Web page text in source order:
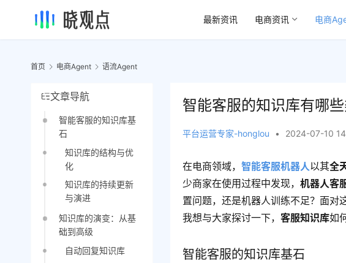
最新资讯 电商资讯 电商
首页 电商Agent 语流Agent
文章导航
智能客服的知识库基
石
知识库的结构与优
化
知识库的持续更新
与演进
知识库的演变：从基
础到高级
自动回复知识库
智能客服的知识库有哪些
平台运营专家-honglou • 2024-07-10
在电商领域，智能客服机器人以其全
少商家在使用过程中发现，机器人客
置问题，还是机器人训练不足？面对
我想与大家探讨一下，客服知识库如
智能客服的知识库基石